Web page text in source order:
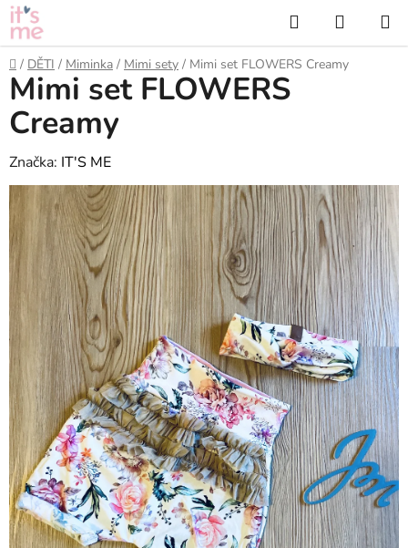
Přejít
na
obsah
Hledat
KOŠÍK
Domů
/ DĚTI / Miminka / Mimi sety / Mimi set FLOWERS Creamy
Mimi set FLOWERS
Creamy
Značka: IT'S ME